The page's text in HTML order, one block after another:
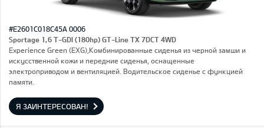
#E2601C018C45A 0006
Sportage 1,6 T-GDI (180hp) GT-Line TX 7DCT 4WD
Experience Green (EXG),Комбинированные сиденья из черной замши и
искусственной кожи и передние сиденья, оснащенные
электроприводом и вентиляцией. Водительское сиденье с функцией
памяти.
Я ЗАИНТЕРЕСОВАН!